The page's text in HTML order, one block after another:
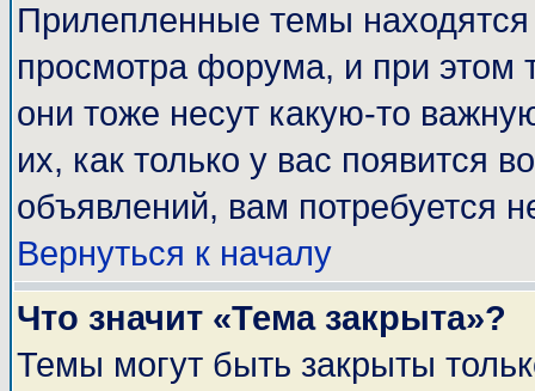
Прилепленные темы
просмотра форума, и при этом
они тоже несут какую-то
их, как только у вас появится
объявлений, вам потребуется
Вернуться к началу
Что значит «Тема закрыта»?
Темы могут быть закрыты